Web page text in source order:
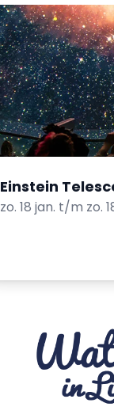
Einstein
zo. 18 jan. t/m zo.